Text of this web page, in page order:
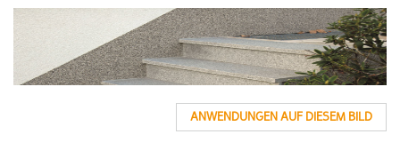
ANWENDUNGEN AUF DIESEM BILD